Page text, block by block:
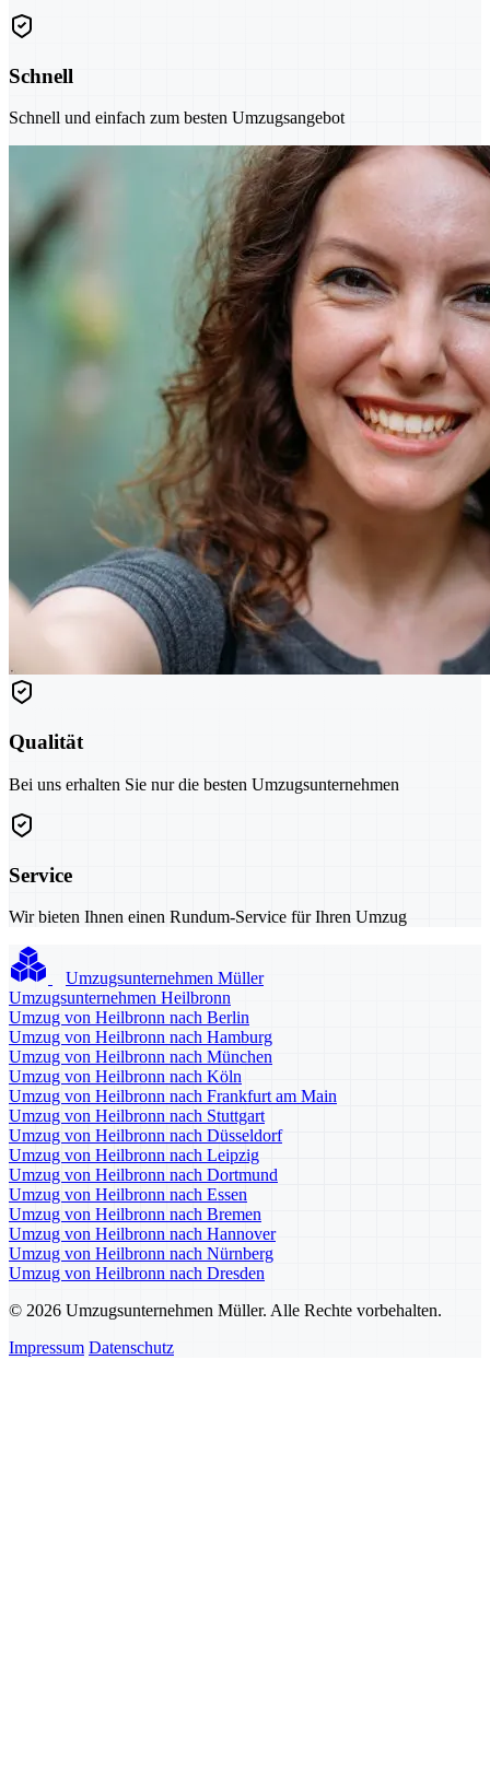
Schnell
Schnell und einfach zum besten Umzugsangebot
Qualität
Bei uns erhalten Sie nur die besten Umzugsunternehmen
Service
Wir bieten Ihnen einen Rundum-Service für Ihren Umzug
Umzugsunternehmen Müller
Umzugsunternehmen Heilbronn
Umzug von Heilbronn nach Berlin
Umzug von Heilbronn nach Hamburg
Umzug von Heilbronn nach München
Umzug von Heilbronn nach Köln
Umzug von Heilbronn nach Frankfurt am Main
Umzug von Heilbronn nach Stuttgart
Umzug von Heilbronn nach Düsseldorf
Umzug von Heilbronn nach Leipzig
Umzug von Heilbronn nach Dortmund
Umzug von Heilbronn nach Essen
Umzug von Heilbronn nach Bremen
Umzug von Heilbronn nach Hannover
Umzug von Heilbronn nach Nürnberg
Umzug von Heilbronn nach Dresden
© 2026 Umzugsunternehmen Müller. Alle Rechte vorbehalten.
Impressum Datenschutz